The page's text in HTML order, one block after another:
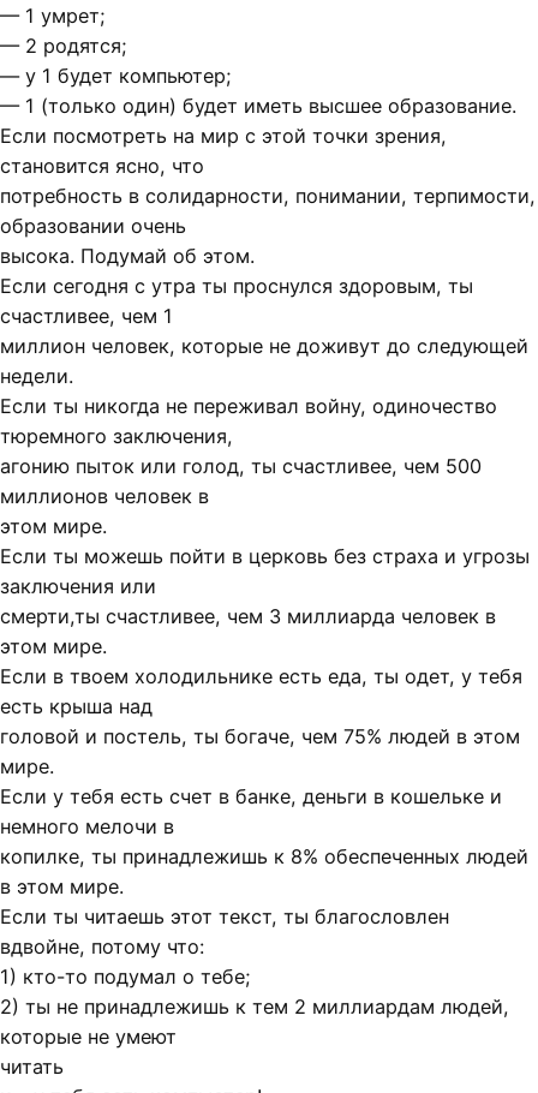
— 1 умрет;
— 2 родятся;
— у 1 будет компьютер;
— 1 (только один) будет иметь высшее образование.
Если посмотреть на мир с этой точки зрения,
становится ясно, что
потребность в солидарности, понимании, терпимости,
образовании очень
высока. Подумай об этом.
Если сегодня с утра ты проснулся здоровым, ты
счастливее, чем 1
миллион человек, которые не доживут до следующей
недели.
Если ты никогда не переживал войну, одиночество
тюремного заключения,
агонию пыток или голод, ты счастливее, чем 500
миллионов человек в
этом мире.
Если ты можешь пойти в церковь без страха и угрозы
заключения или
смерти,ты счастливее, чем 3 миллиарда человек в
этом мире.
Если в твоем холодильнике есть еда, ты одет, у тебя
есть крыша над
головой и постель, ты богаче, чем 75% людей в этом
мире.
Если у тебя есть счет в банке, деньги в кошельке и
немного мелочи в
копилке, ты принадлежишь к 8% обеспеченных людей
в этом мире.
Если ты читаешь этот текст, ты благословлен
вдвойне, потому что:
1) кто-то подумал о тебе;
2) ты не принадлежишь к тем 2 миллиардам людей,
которые не умеют
читать